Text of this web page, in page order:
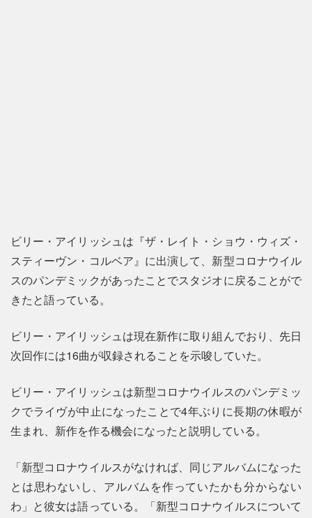
ビリー・アイリッシュは『ザ・レイト・ショウ・ウィズ・
スティーヴン・コルベア』に出演して、新型コロナウイル
スのパンデミックがあったことでスタジオに戻ることがで
きたと語っている。
ビリー・アイリッシュは現在新作に取り組んでおり、先日
次回作には16曲が収録されることを示唆していた。
ビリー・アイリッシュは新型コロナウイルスのパンデミッ
クでライヴが中止になったことで4年ぶりに長期の休暇が
生まれ、新作を作る機会になったと説明している。
「新型コロナウイルスがなければ、同じアルバムになった
とは思わないし、アルバムを作っていたかも分からない
わ」と彼女は語っている。「新型コロナウイルスについて